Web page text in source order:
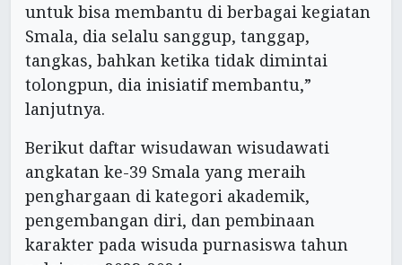
untuk bisa membantu di berbagai kegiatan
Smala, dia selalu sanggup, tanggap,
tangkas, bahkan ketika tidak dimintai
tolongpun, dia inisiatif membantu,”
lanjutnya.
Berikut daftar wisudawan wisudawati
angkatan ke-39 Smala yang meraih
penghargaan di kategori akademik,
pengembangan diri, dan pembinaan
karakter pada wisuda purnasiswa tahun